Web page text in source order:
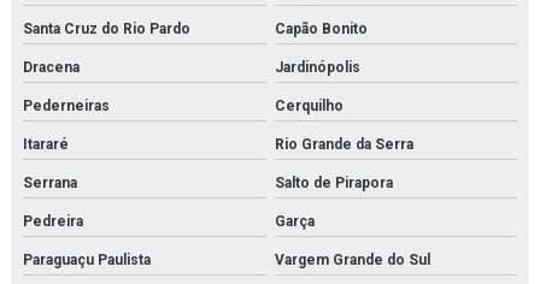
Santa Cruz do Rio Pardo Capão Bonito
Dracena Jardinópolis
Pederneiras Cerquilho
Itararé Rio Grande da Serra
Serrana Salto de Pirapora
Pedreira Garça
Paraguaçu Paulista Vargem Grande do Sul